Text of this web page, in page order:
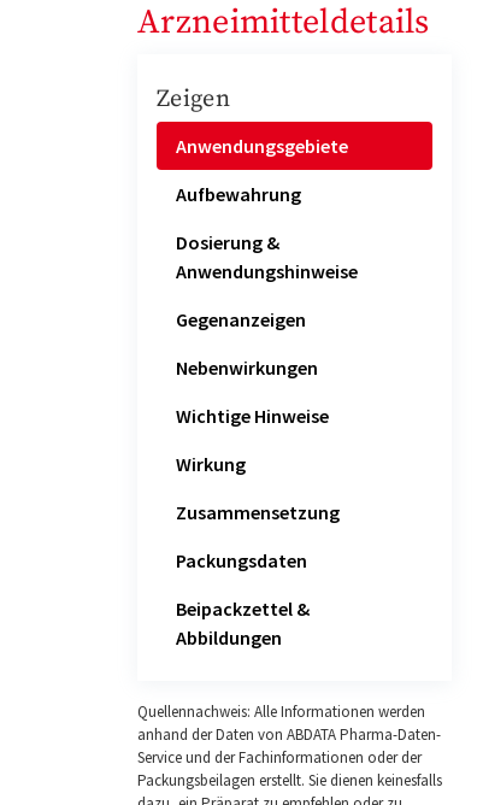
Arzneimitteldetails
Zeigen
Anwendungsgebiete
Aufbewahrung
Dosierung &
Anwendungshinweise
Gegenanzeigen
Nebenwirkungen
Wichtige Hinweise
Wirkung
Zusammensetzung
Packungsdaten
Beipackzettel &
Abbildungen
Quellennachweis: Alle Informationen werden
anhand der Daten von ABDATA Pharma-Daten-
Service und der Fachinformationen oder der
Packungsbeilagen erstellt. Sie dienen keinesfalls